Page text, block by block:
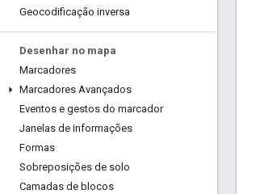
Geocodificação inversa
Desenhar no mapa
Marcadores
Marcadores Avançados
Eventos e gestos do marcador
Janelas de informações
Formas
Sobreposições de solo
Camadas de blocos